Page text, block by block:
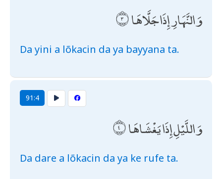
وَالنَّهَارِ إِذَا جَلَّاهَا
Da yini a lõkacin da ya bayyana ta.
91:4
وَاللَّيْلِ إِذَا يَغْشَاهَا
Da dare a lõkacin da ya ke rufe ta.